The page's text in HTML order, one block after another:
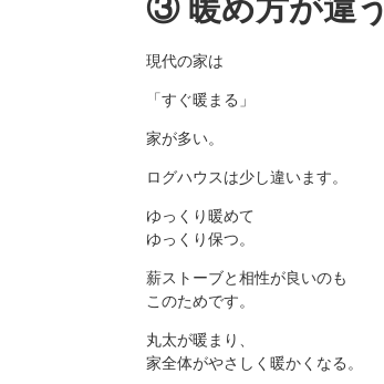
③ 暖め方が違う
現代の家は
「すぐ暖まる」
家が多い。
ログハウスは少し違います。
ゆっくり暖めて
ゆっくり保つ。
薪ストーブと相性が良いのも
このためです。
丸太が暖まり、
家全体がやさしく暖かくなる。